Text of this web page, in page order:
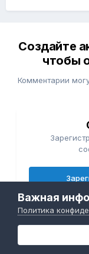
Создайте
чтобы
Комментарии
Важная
Политика